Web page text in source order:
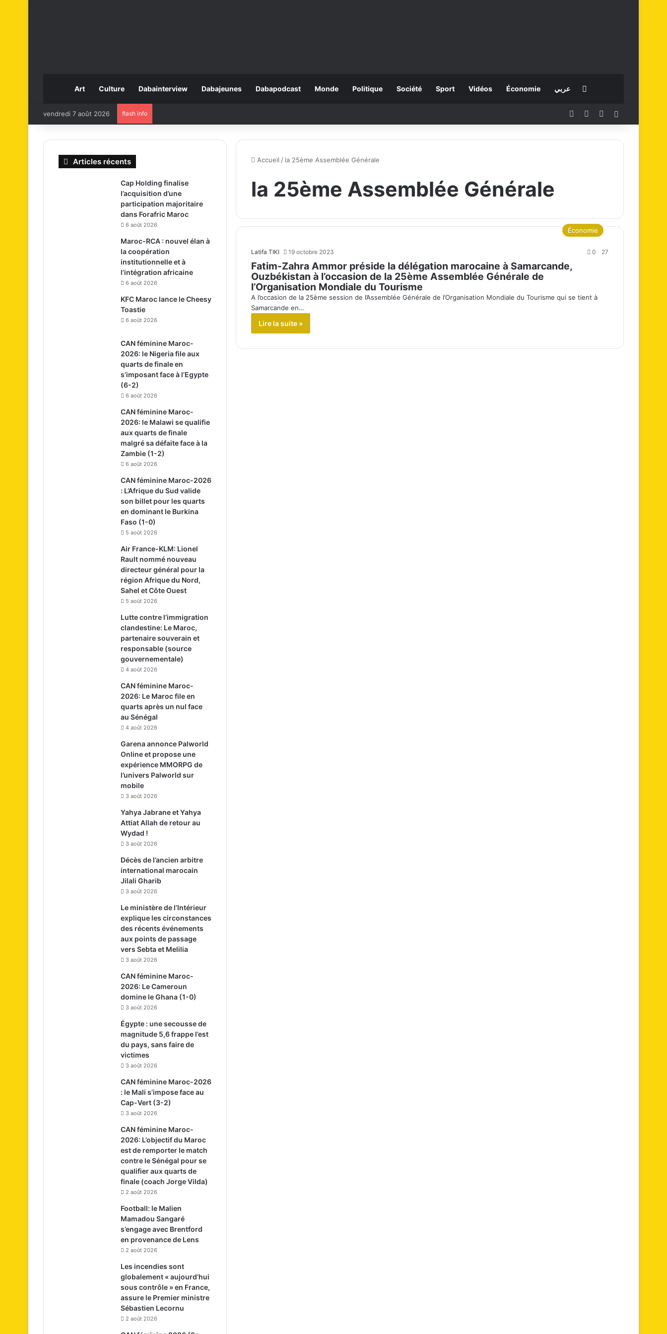
Art Culture Dabainterview Dabajeunes Dabapodcast Monde Politique Société Sport Vidéos Économie عربي
vendredi 7 août 2026 flash info Facebook Instagram
Accueil / la 25ème Assemblée Générale
la 25ème Assemblée Générale
Économie
Latifa TIKI 19 octobre 2023 0 27
Fatim-Zahra Ammor préside la délégation marocaine à Samarcande,
Ouzbékistan à l’occasion de la 25ème Assemblée Générale de
l’Organisation Mondiale du Tourisme
A l’occasion de la 25ème session de l’Assemblée Générale de l’Organisation Mondiale du Tourisme qui se tient à
Samarcande en…
Lire la suite »
Articles récents
Cap Holding finalise
l’acquisition d’une
participation majoritaire
dans Forafric Maroc
6 août 2026
Maroc-RCA : nouvel élan à
la coopération
institutionnelle et à
l’intégration africaine
6 août 2026
KFC Maroc lance le Cheesy
Toastie
6 août 2026
CAN féminine Maroc-
2026: le Nigeria file aux
quarts de finale en
s’imposant face à l’Egypte
(6-2)
6 août 2026
CAN féminine Maroc-
2026: le Malawi se qualifie
aux quarts de finale
malgré sa défaite face à la
Zambie (1-2)
6 août 2026
CAN féminine Maroc-2026
: L’Afrique du Sud valide
son billet pour les quarts
en dominant le Burkina
Faso (1-0)
5 août 2026
Air France-KLM: Lionel
Rault nommé nouveau
directeur général pour la
région Afrique du Nord,
Sahel et Côte Ouest
5 août 2026
Lutte contre l’immigration
clandestine: Le Maroc,
partenaire souverain et
responsable (source
gouvernementale)
4 août 2026
CAN féminine Maroc-
2026: Le Maroc file en
quarts après un nul face
au Sénégal
4 août 2026
Garena annonce Palworld
Online et propose une
expérience MMORPG de
l’univers Palworld sur
mobile
3 août 2026
Yahya Jabrane et Yahya
Attiat Allah de retour au
Wydad !
3 août 2026
Décès de l’ancien arbitre
international marocain
Jilali Gharib
3 août 2026
Le ministère de l’Intérieur
explique les circonstances
des récents événements
aux points de passage
vers Sebta et Melilia
3 août 2026
CAN féminine Maroc-
2026: Le Cameroun
domine le Ghana (1-0)
3 août 2026
Égypte : une secousse de
magnitude 5,6 frappe l’est
du pays, sans faire de
victimes
3 août 2026
CAN féminine Maroc-2026
: le Mali s’impose face au
Cap-Vert (3-2)
3 août 2026
CAN féminine Maroc-
2026: L’objectif du Maroc
est de remporter le match
contre le Sénégal pour se
qualifier aux quarts de
finale (coach Jorge Vilda)
2 août 2026
Football: le Malien
Mamadou Sangaré
s’engage avec Brentford
en provenance de Lens
2 août 2026
Les incendies sont
globalement « aujourd’hui
sous contrôle » en France,
assure le Premier ministre
Sébastien Lecornu
2 août 2026